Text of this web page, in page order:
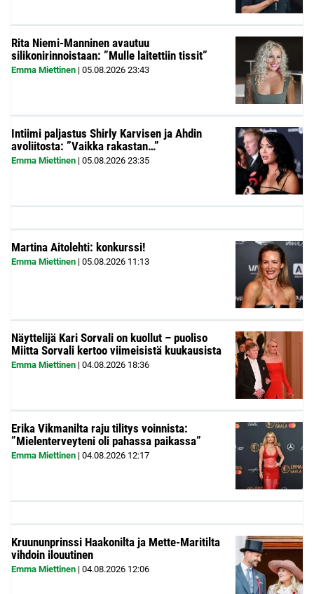
Rita Niemi-Manninen avautuu
silikonirinnoistaan: ”Mulle laitettiin tissit”
Emma Miettinen | 05.08.2026 23:43
Intiimi paljastus Shirly Karvisen ja Ahdin
avoliitosta: ”Vaikka rakastan…”
Emma Miettinen | 05.08.2026 23:35
Martina Aitolehti: konkurssi!
Emma Miettinen | 05.08.2026 11:13
Näyttelijä Kari Sorvali on kuollut – puoliso
Miitta Sorvali kertoo viimeisistä kuukausista
Emma Miettinen | 04.08.2026 18:36
Erika Vikmanilta raju tilitys voinnista:
”Mielenterveyteni oli pahassa paikassa”
Emma Miettinen | 04.08.2026 12:17
Kruununprinssi Haakonilta ja Mette-Maritilta
vihdoin ilouutinen
Emma Miettinen | 04.08.2026 12:06